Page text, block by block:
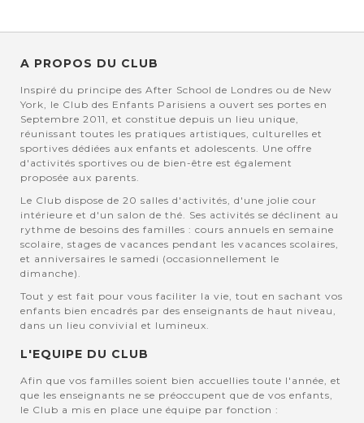
A PROPOS DU CLUB
Inspiré du principe des After School de Londres ou de New
York, le Club des Enfants Parisiens a ouvert ses portes en
Septembre 2011, et constitue depuis un lieu unique,
réunissant toutes les pratiques artistiques, culturelles et
sportives dédiées aux enfants et adolescents. Une offre
d'activités sportives ou de bien-être est également
proposée aux parents.
Le Club dispose de 20 salles d'activités, d'une jolie cour
intérieure et d'un salon de thé. Ses activités se déclinent au
rythme de besoins des familles : cours annuels en semaine
scolaire, stages de vacances pendant les vacances scolaires,
et anniversaires le samedi (occasionnellement le
dimanche).
Tout y est fait pour vous faciliter la vie, tout en sachant vos
enfants bien encadrés par des enseignants de haut niveau,
dans un lieu convivial et lumineux.
L'EQUIPE DU CLUB
Afin que vos familles soient bien accuellies toute l'année, et
que les enseignants ne se préoccupent que de vos enfants,
le Club a mis en place une équipe par fonction :